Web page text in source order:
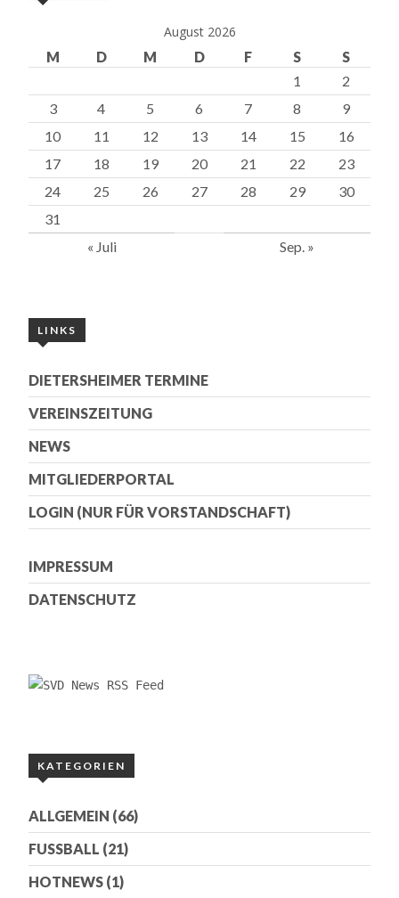
August 2026
M
D M D F S
S
1
2
3
4 5 6 7 8
9
10
11 12 13 14 15
16
17
18 19 20 21 22
23
24
25 26 27 28 29
30
31
« Juli
Sep. »
LINKS
DIETERSHEIMER TERMINE
VEREINSZEITUNG
NEWS
MITGLIEDERPORTAL
LOGIN (NUR FÜR VORSTANDSCHAFT)
IMPRESSUM
DATENSCHUTZ
KATEGORIEN
ALLGEMEIN (66)
FUSSBALL (21)
HOTNEWS (1)